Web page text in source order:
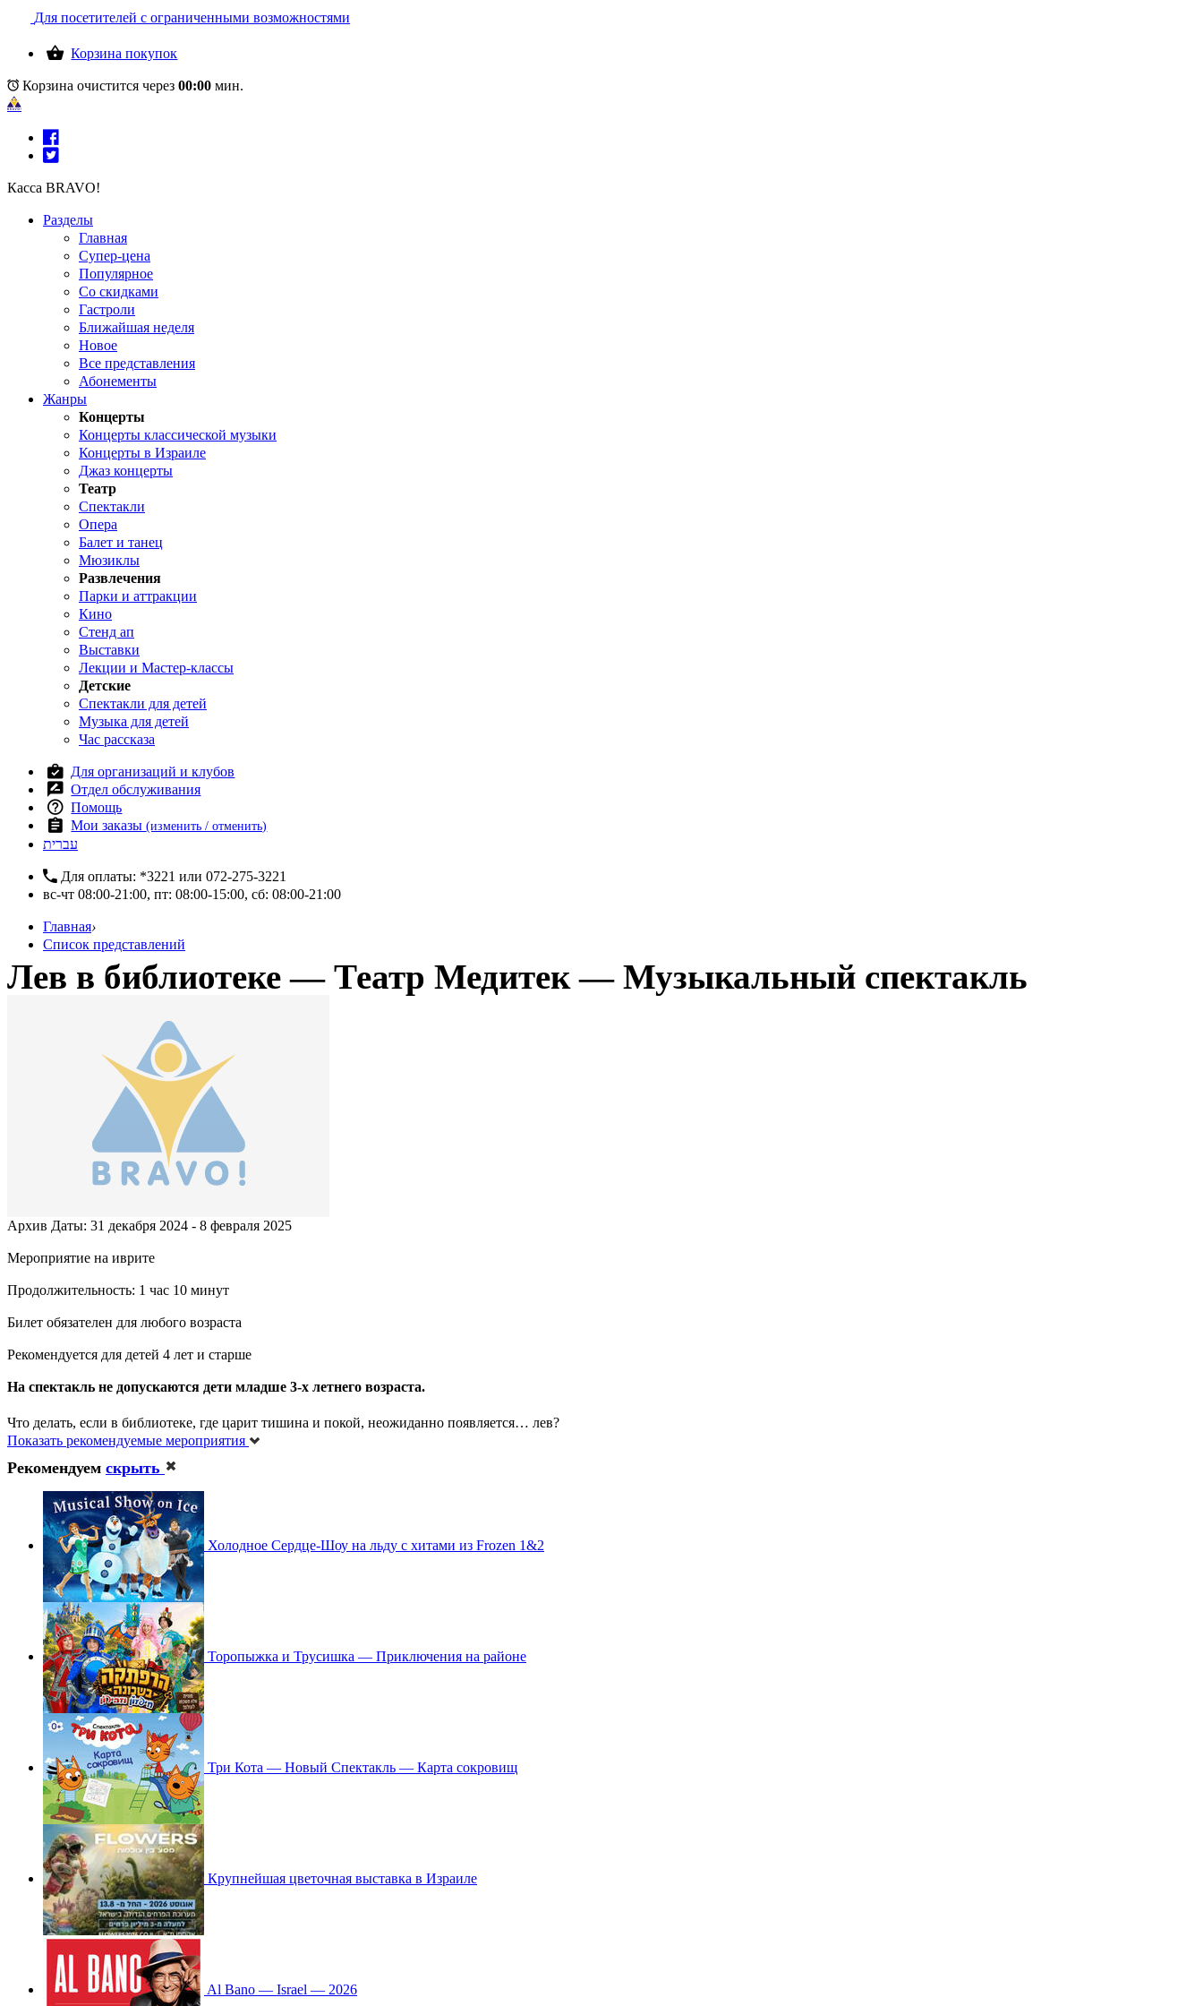
Для посетителей с ограниченными возможностями
Корзина покупок
Корзина очистится через 00:00 мин.
Касса BRAVO!
Разделы
Главная
Супер-цена
Популярное
Со скидками
Гастроли
Ближайшая неделя
Новое
Все представления
Абонементы
Жанры
Концерты
Концерты классической музыки
Концерты в Израиле
Джаз концерты
Театр
Спектакли
Опера
Балет и танец
Мюзиклы
Развлечения
Парки и аттракции
Кино
Стенд ап
Выставки
Лекции и Мастер-классы
Детские
Спектакли для детей
Музыка для детей
Час рассказа
Для организаций и клубов
Отдел обслуживания
Помощь
Мои заказы(изменить / отменить)
עברית
Для оплаты: *3221 или 072-275-3221
вс-чт 08:00-21:00, пт: 08:00-15:00, сб: 08:00-21:00
Главная›
Список представлений
Лев в библиотеке — Театр Медитек — Музыкальный спектакль
Архив Даты: 31 декабря 2024 - 8 февраля 2025
Мероприятие на иврите
Продолжительность: 1 час 10 минут
Билет обязателен для любого возраста
Рекомендуется для детей 4 лет и старше
На спектакль не допускаются дети младше 3-х летнего возраста.
Что делать, если в библиотеке, где царит тишина и покой, неожиданно появляется… лев?
Показать рекомендуемые мероприятия
Рекомендуем скрыть
Холодное Сердце-Шоу на льду с хитами из Frozen 1&2
Торопыжка и Трусишка — Приключения на районе
Три Кота — Новый Спектакль — Карта сокровищ
Крупнейшая цветочная выставка в Израиле
Al Bano — Israel — 2026